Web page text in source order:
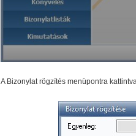
A Bizonylat rögzítés menüpontra